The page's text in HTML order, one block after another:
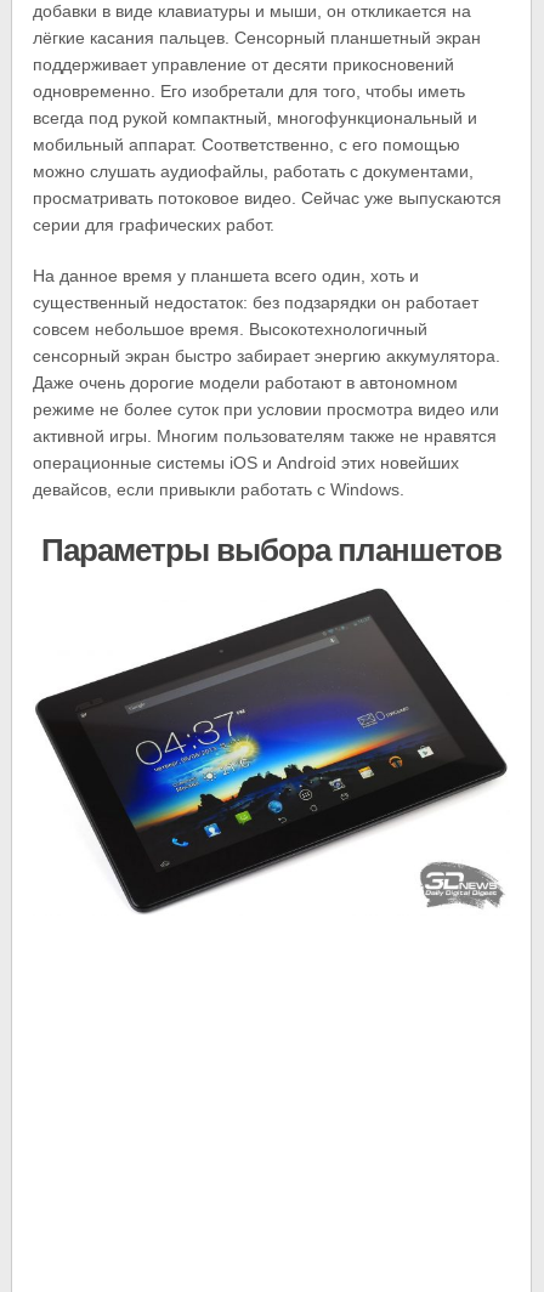
добавки в виде клавиатуры и мыши, он откликается на
лёгкие касания пальцев. Сенсорный планшетный экран
поддерживает управление от десяти прикосновений
одновременно. Его изобретали для того, чтобы иметь
всегда под рукой компактный, многофункциональный и
мобильный аппарат. Соответственно, с его помощью
можно слушать аудиофайлы, работать с документами,
просматривать потоковое видео. Сейчас уже выпускаются
серии для графических работ.
На данное время у планшета всего один, хоть и
существенный недостаток: без подзарядки он работает
совсем небольшое время. Высокотехнологичный
сенсорный экран быстро забирает энергию аккумулятора.
Даже очень дорогие модели работают в автономном
режиме не более суток при условии просмотра видео или
активной игры. Многим пользователям также не нравятся
операционные системы iOS и Android этих новейших
девайсов, если привыкли работать с Windows.
Параметры выбора планшетов